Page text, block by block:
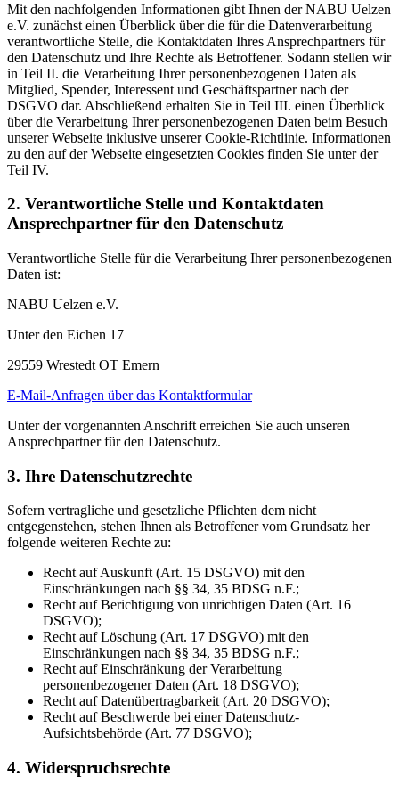
Mit den nachfolgenden Informationen gibt Ihnen der NABU Uelzen
e.V. zunächst einen Überblick über die für die Datenverarbeitung
verantwortliche Stelle, die Kontaktdaten Ihres Ansprechpartners für
den Datenschutz und Ihre Rechte als Betroffener. Sodann stellen wir
in Teil II. die Verarbeitung Ihrer personenbezogenen Daten als
Mitglied, Spender, Interessent und Geschäftspartner nach der
DSGVO dar. Abschließend erhalten Sie in Teil III. einen Überblick
über die Verarbeitung Ihrer personenbezogenen Daten beim Besuch
unserer Webseite inklusive unserer Cookie-Richtlinie. Informationen
zu den auf der Webseite eingesetzten Cookies finden Sie unter der
Teil IV.
2. Verantwortliche Stelle und Kontaktdaten
Ansprechpartner für den Datenschutz
Verantwortliche Stelle für die Verarbeitung Ihrer personenbezogenen
Daten ist:
NABU Uelzen e.V.
Unter den Eichen 17
29559 Wrestedt OT Emern
E-Mail-Anfragen über das Kontaktformular
Unter der vorgenannten Anschrift erreichen Sie auch unseren
Ansprechpartner für den Datenschutz.
3. Ihre Datenschutzrechte
Sofern vertragliche und gesetzliche Pflichten dem nicht
entgegenstehen, stehen Ihnen als Betroffener vom Grundsatz her
folgende weiteren Rechte zu:
Recht auf Auskunft (Art. 15 DSGVO) mit den
Einschränkungen nach §§ 34, 35 BDSG n.F.;
Recht auf Berichtigung von unrichtigen Daten (Art. 16
DSGVO);
Recht auf Löschung (Art. 17 DSGVO) mit den
Einschränkungen nach §§ 34, 35 BDSG n.F.;
Recht auf Einschränkung der Verarbeitung
personenbezogener Daten (Art. 18 DSGVO);
Recht auf Datenübertragbarkeit (Art. 20 DSGVO);
Recht auf Beschwerde bei einer Datenschutz-
Aufsichtsbehörde (Art. 77 DSGVO);
4. Widerspruchsrechte